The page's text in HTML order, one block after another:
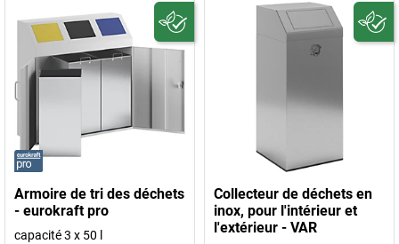
Armoire de tri des déchets
- eurokraft pro
capacité 3 x 50 l
Collecteur de déchets en
inox, pour l'intérieur et
l'extérieur - VAR